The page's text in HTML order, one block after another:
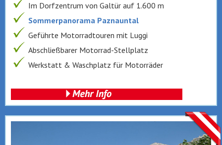
Im Dorfzentrum von Galtür auf 1.600 m
Sommerpanorama Paznauntal
Geführte Motorradtouren mit Luggi
Abschließbarer Motorrad-Stellplatz
Werkstatt & Waschplatz für Motorräder